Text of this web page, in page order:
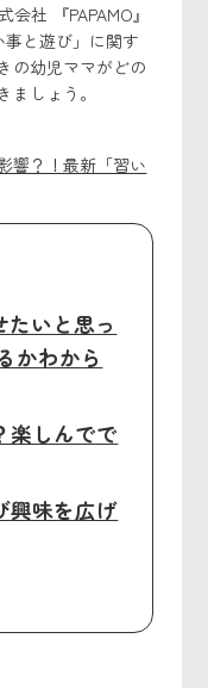
社 『PAPAMO』
と遊び」に関す
の幼児ママがどの
ましょう。
響？！最新「習い
たいと思っ
かわから
楽しんでで
興味を広げ